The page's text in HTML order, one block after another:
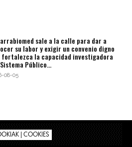
sale a la calle para dar a
su labor y exigir un convenio digno
fortalezca la capacidad investigadora
Público...
08-05
| COOKIES